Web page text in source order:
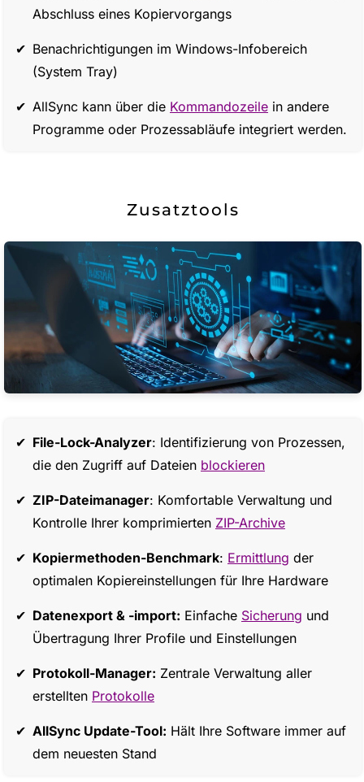
Abschluss eines Kopiervorgangs
Benachrichtigungen im Windows-Infobereich
(System Tray)
AllSync kann über die Kommandozeile in andere
Programme oder Prozessabläufe integriert werden.
Zusatztools
File-Lock-Analyzer: Identifizierung von Prozessen,
die den Zugriff auf Dateien blockieren
ZIP-Dateimanager: Komfortable Verwaltung und
Kontrolle Ihrer komprimierten ZIP-Archive
Kopiermethoden-Benchmark: Ermittlung der
optimalen Kopiereinstellungen für Ihre Hardware
Datenexport & -import: Einfache Sicherung und
Übertragung Ihrer Profile und Einstellungen
Protokoll-Manager: Zentrale Verwaltung aller
erstellten Protokolle
AllSync Update-Tool: Hält Ihre Software immer auf
dem neuesten Stand